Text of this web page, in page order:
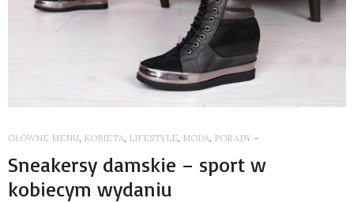
GŁÓWNE MENU KOBIETA LIFESTYLE MODA PORADY -
Sneakersy damskie – sport w
kobiecym wydaniu